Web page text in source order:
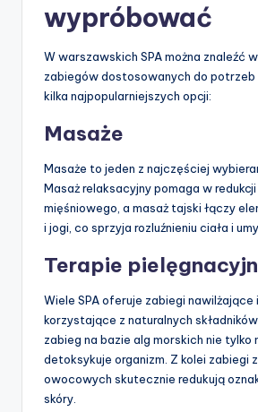
wypróbować
W warszawskich SPA można znaleźć
zabiegów dostosowanych do
kilka najpopularniejszych opcji:
Masaże
Masaże to jeden z najczęściej
Masaż relaksacyjny pomaga w
mięśniowego, a masaż tajski łączy
i jogi, co sprzyja rozluźnieniu ciała i
Terapie
Wiele SPA oferuje zabiegi nawilżające
korzystające z naturalnych
zabieg na bazie alg morskich nie tylko
detoksykuje organizm. Z kolei zabiegi
owocowych skutecznie redukują
skóry.